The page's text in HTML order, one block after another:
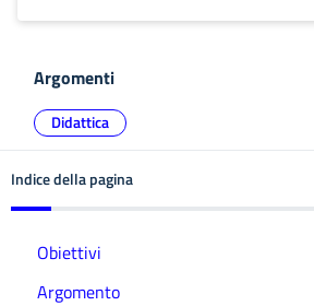
Argomenti
Didattica
Indice della pagina
Obiettivi
Argomento